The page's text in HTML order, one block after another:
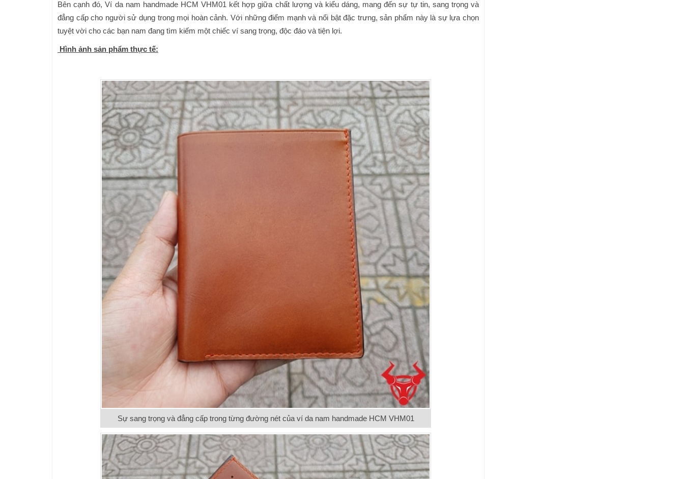
Bên cạnh đó, Ví da nam handmade HCM VHM01 kết hợp giữa chất lượng và kiểu dáng, mang đến sự tự tin, sang trọng và
đẳng cấp cho người sử dụng trong mọi hoàn cảnh. Với những điểm mạnh và nổi bật đặc trưng, ​​sản phẩm này là sự lựa chọn
tuyệt vời cho các bạn nam đang tìm kiếm một chiếc ví sang trọng, độc đáo và tiện lợi.
Hình ảnh sản phẩm thực tế:
Sự sang trọng và đẳng cấp trong từng đường nét của ví da nam handmade HCM VHM01